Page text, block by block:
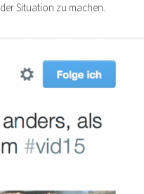
Situation zu machen.